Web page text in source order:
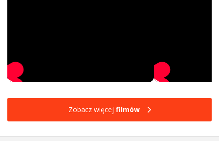
Zobacz więcej filmów